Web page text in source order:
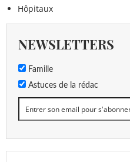
Hôpitaux
NEWSLETTERS
Famille
Astuces de la rédac